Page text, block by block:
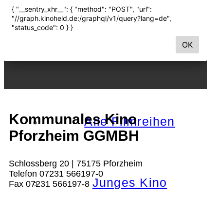
Nächster Monat
Alle Filmreihen
Junges Kino
Kommunales Kino
Pforzheim GGMBH
Schlossberg 20 | 75175 Pforzheim
Telefon 07231 566197-0
Fax 07231 566197-8